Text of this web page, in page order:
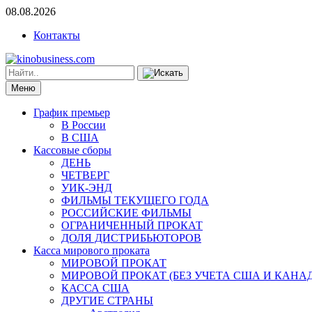
08.08.2026
Контакты
Меню
График премьер
В России
В США
Кассовые сборы
ДЕНЬ
ЧЕТВЕРГ
УИК-ЭНД
ФИЛЬМЫ ТЕКУЩЕГО ГОДА
РОССИЙСКИЕ ФИЛЬМЫ
ОГРАНИЧЕННЫЙ ПРОКАТ
ДОЛЯ ДИСТРИБЬЮТОРОВ
Касса мирового проката
МИРОВОЙ ПРОКАТ
МИРОВОЙ ПРОКАТ (БЕЗ УЧЕТА США И
КАССА США
ДРУГИЕ СТРАНЫ